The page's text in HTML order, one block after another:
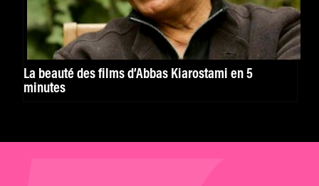
La beauté des films d’Abbas Kiarostami en 5
minutes